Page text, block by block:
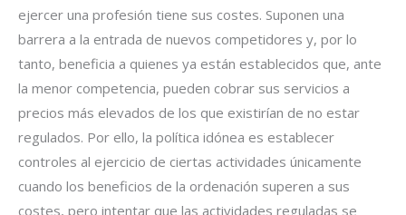
ejercer una profesión tiene sus costes. Suponen una
barrera a la entrada de nuevos competidores y, por lo
tanto, beneficia a quienes ya están establecidos que, ante
la menor competencia, pueden cobrar sus servicios a
precios más elevados de los que existirían de no estar
regulados. Por ello, la política idónea es establecer
controles al ejercicio de ciertas actividades únicamente
cuando los beneficios de la ordenación superen a sus
costes, pero intentar que las actividades reguladas se